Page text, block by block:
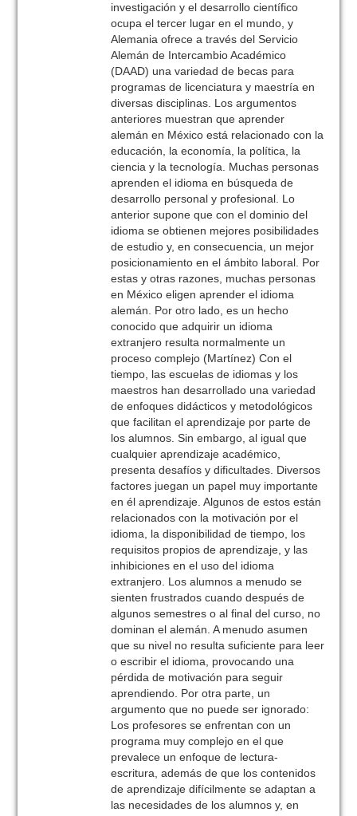
investigación y el desarrollo científico
ocupa el tercer lugar en el mundo, y
Alemania ofrece a través del Servicio
Alemán de Intercambio Académico
(DAAD) una variedad de becas para
programas de licenciatura y maestría en
diversas disciplinas. Los argumentos
anteriores muestran que aprender
alemán en México está relacionado con la
educación, la economía, la política, la
ciencia y la tecnología. Muchas personas
aprenden el idioma en búsqueda de
desarrollo personal y profesional. Lo
anterior supone que con el dominio del
idioma se obtienen mejores posibilidades
de estudio y, en consecuencia, un mejor
posicionamiento en el ámbito laboral. Por
estas y otras razones, muchas personas
en México eligen aprender el idioma
alemán. Por otro lado, es un hecho
conocido que adquirir un idioma
extranjero resulta normalmente un
proceso complejo (Martínez) Con el
tiempo, las escuelas de idiomas y los
maestros han desarrollado una variedad
de enfoques didácticos y metodológicos
que facilitan el aprendizaje por parte de
los alumnos. Sin embargo, al igual que
cualquier aprendizaje académico,
presenta desafíos y dificultades. Diversos
factores juegan un papel muy importante
en él aprendizaje. Algunos de estos están
relacionados con la motivación por el
idioma, la disponibilidad de tiempo, los
requisitos propios de aprendizaje, y las
inhibiciones en el uso del idioma
extranjero. Los alumnos a menudo se
sienten frustrados cuando después de
algunos semestres o al final del curso, no
dominan el alemán. A menudo asumen
que su nivel no resulta suficiente para leer
o escribir el idioma, provocando una
pérdida de motivación para seguir
aprendiendo. Por otra parte, un
argumento que no puede ser ignorado:
Los profesores se enfrentan con un
programa muy complejo en el que
prevalece un enfoque de lectura-
escritura, además de que los contenidos
de aprendizaje difícilmente se adaptan a
las necesidades de los alumnos y, en